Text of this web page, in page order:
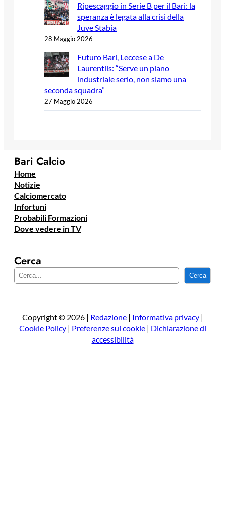
Ripescaggio in Serie B per il Bari: la
speranza è legata alla crisi della
Juve Stabia
28 Maggio 2026
Futuro Bari, Leccese a De
Laurentiis: “Serve un piano
industriale serio, non siamo una
seconda squadra”
27 Maggio 2026
Bari Calcio
Home
Notizie
Calciomercato
Infortuni
Probabili Formazioni
Dove vedere in TV
Cerca
e
a
Cerca
Copyright © 2026 | Redazione | Informativa privacy|
Cookie Policy| Preferenze sui cookie| Dichiarazione di
accessibilità